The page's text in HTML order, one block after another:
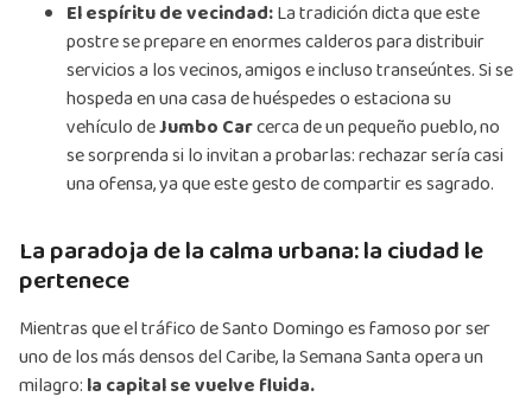
El espíritu de vecindad:La tradición dicta que este
postre se prepare en enormes calderos para distribuir
servicios a los vecinos, amigos e incluso transeúntes. Si se
hospeda en una casa de huéspedes o estaciona su
vehículo deJumbo Carcerca de un pequeño pueblo, no
se sorprenda si lo invitan a probarlas: rechazar sería casi
una ofensa, ya que este gesto de compartir es sagrado.
La paradoja de la calma urbana: la ciudad le
pertenece
Mientras que el tráfico de Santo Domingo es famoso por ser
uno de los más densos del Caribe, la Semana Santa opera un
milagro: la capital se vuelve fluida.